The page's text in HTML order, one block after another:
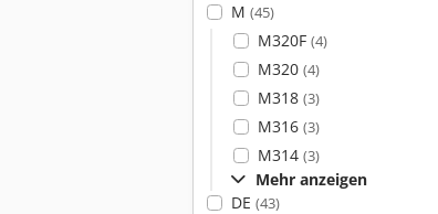
M (45)
M320F (4)
M320 (4)
M318 (3)
M316 (3)
M314 (3)
Mehr anzeigen
DE (43)